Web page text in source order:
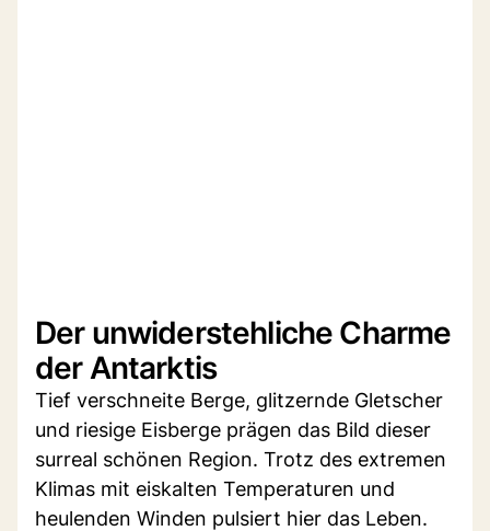
Der unwiderstehliche Charme
der Antarktis
Tief verschneite Berge, glitzernde Gletscher
und riesige Eisberge prägen das Bild dieser
surreal schönen Region. Trotz des extremen
Klimas mit eiskalten Temperaturen und
heulenden Winden pulsiert hier das Leben.